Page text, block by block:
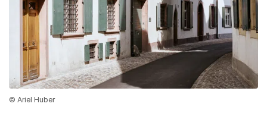
© Ariel Huber